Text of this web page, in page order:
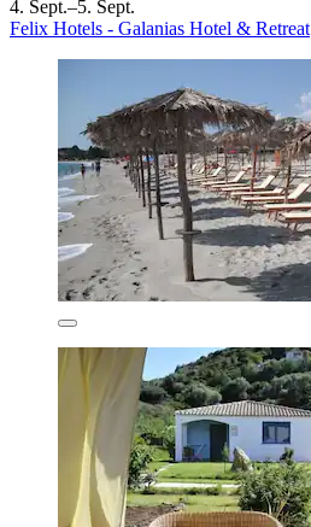
4. Sept.–5. Sept.
Felix Hotels - Galanias Hotel & Retreat